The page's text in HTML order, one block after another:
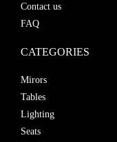
Contact us
FAQ
CATEGORIES
Mirors
Tables
Lighting
Seats